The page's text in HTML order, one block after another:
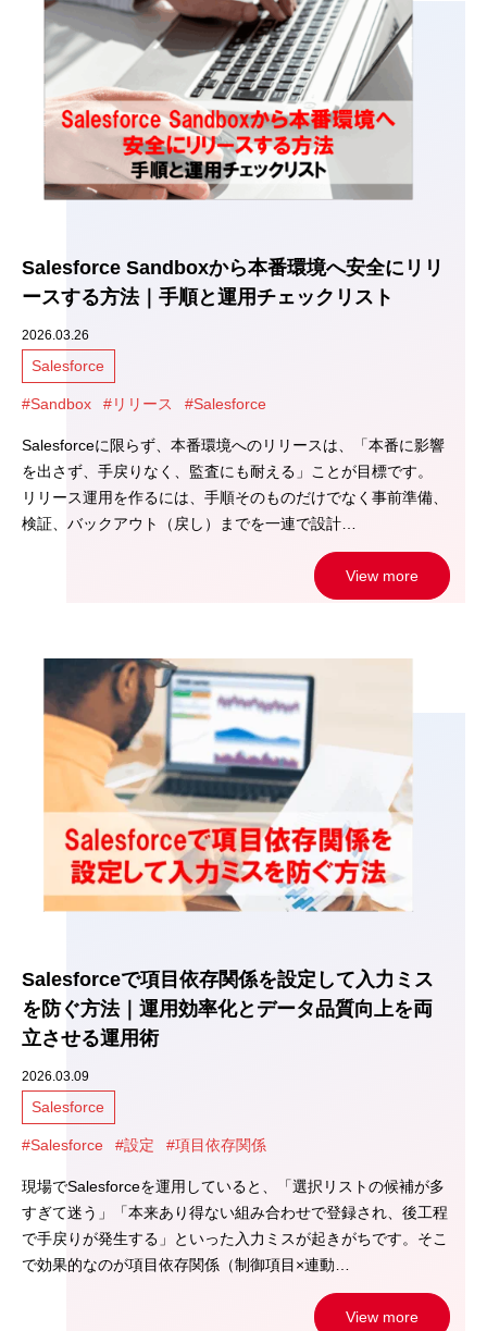
Salesforce Sandboxから本番環境へ安全にリリ
ースする方法｜手順と運用チェックリスト
2026.03.26
Salesforce
#Sandbox #リリース #Salesforce
Salesforceに限らず、本番環境へのリリースは、「本番に影響
を出さず、手戻りなく、監査にも耐える」ことが目標です。
リリース運用を作るには、手順そのものだけでなく事前準備、
検証、バックアウト（戻し）までを一連で設計…
View more
Salesforceで項目依存関係を設定して入力ミス
を防ぐ方法｜運用効率化とデータ品質向上を両
立させる運用術
2026.03.09
Salesforce
#Salesforce #設定 #項目依存関係
現場でSalesforceを運用していると、「選択リストの候補が多
すぎて迷う」「本来あり得ない組み合わせで登録され、後工程
で手戻りが発生する」といった入力ミスが起きがちです。そこ
で効果的なのが項目依存関係（制御項目×連動…
View more